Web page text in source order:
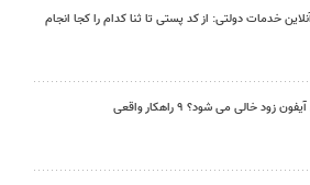
خدمات دولتی: از کد پستی تا ثنا کدام را کجا انجام
زود خالی می شود؟ ۹ راهکار واقعی